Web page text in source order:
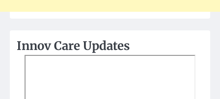
Innov Care Updates